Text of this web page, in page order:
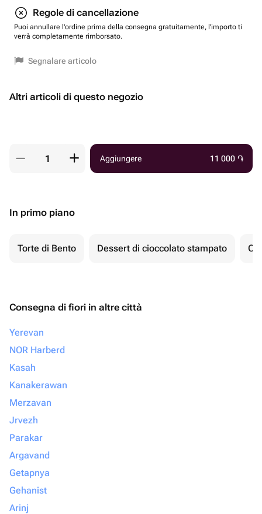
Regole di cancellazione
Puoi annullare l'ordine prima della consegna gratuitamente, l'importo ti
verrà completamente rimborsato.
Segnalare articolo
Altri articoli di questo negozio
Aggiungere 11 000 ֏
In primo piano
Torte di Bento Dessert di cioccolato stampato
Consegna di fiori in altre città
Yerevan
NOR Harberd
Kasah
Kanakerawan
Merzavan
Jrvezh
Parakar
Argavand
Getapnya
Gehanist
Arinj